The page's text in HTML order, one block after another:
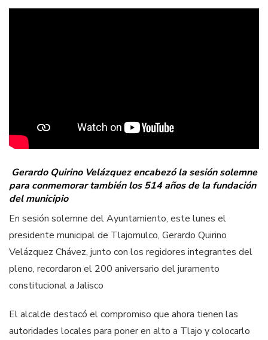
Gerardo Quirino Velázquez encabezó la sesión solemne
para conmemorar también los 514 años de la fundación
del municipio
En sesión solemne del Ayuntamiento, este lunes el
presidente municipal de Tlajomulco, Gerardo Quirino
Velázquez Chávez, junto con los regidores integrantes del
pleno, recordaron el 200 aniversario del juramento
constitucional a Jalisco
El alcalde destacó el compromiso que ahora tienen las
autoridades locales para poner en alto a Tlajo y colocarlo